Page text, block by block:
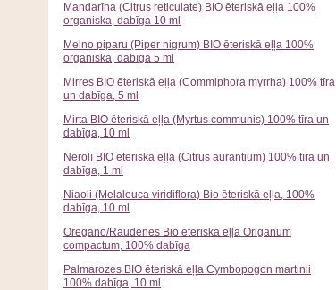
Mandarīna (Citrus reticulate) BIO ēteriskā eļļa 100%
organiska, dabīga 10 ml
Melno piparu (Piper nigrum) BIO ēteriskā eļļa 100%
organiska, dabīga 5 ml
Mirres BIO ēteriskā eļļa (Commiphora myrrha) 100% tīra
un dabīga, 5 ml
Mirta BIO ēteriskā eļļa (Myrtus communis) 100% tīra un
dabīga, 10 ml
Nerolī BIO ēteriskā eļļa (Citrus aurantium) 100% tīra un
dabīga, 1 ml
Niaoli (Melaleuca viridiflora) Bio ēteriskā eļļa, 100%
dabīga, 10 ml
Oregano/Raudenes Bio ēteriskā eļļa Origanum
compactum, 100% dabīga
Palmarozes BIO ēteriskā eļļa Cymbopogon martinii
100% dabīga, 10 ml